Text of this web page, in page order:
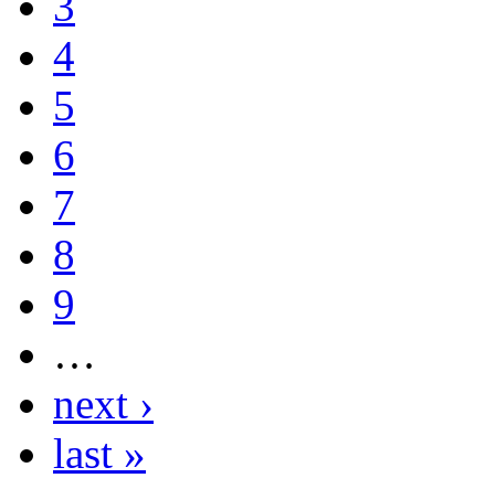
4
5
6
7
8
9
…
next ›
last »